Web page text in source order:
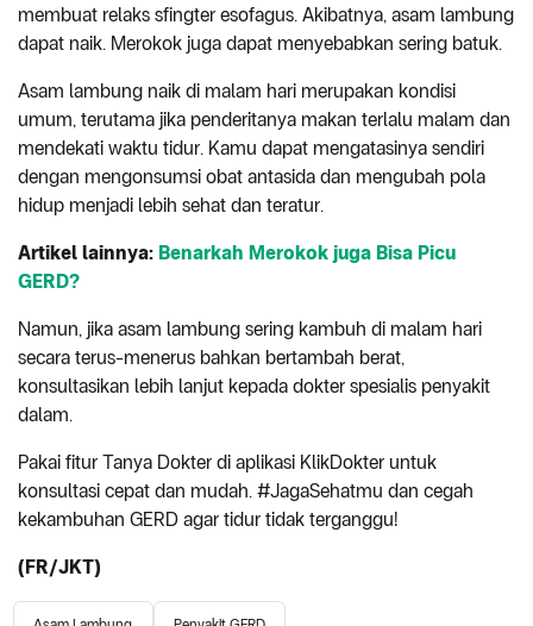
membuat relaks sfingter esofagus. Akibatnya, asam lambung
dapat naik. Merokok juga dapat menyebabkan sering batuk.
Asam lambung naik di malam hari merupakan kondisi
umum, terutama jika penderitanya makan terlalu malam dan
mendekati waktu tidur. Kamu dapat mengatasinya sendiri
dengan mengonsumsi obat antasida dan mengubah pola
hidup menjadi lebih sehat dan teratur.
Artikel lainnya: Benarkah Merokok juga Bisa Picu
GERD?
Namun, jika asam lambung sering kambuh di malam hari
secara terus-menerus bahkan bertambah berat,
konsultasikan lebih lanjut kepada dokter spesialis penyakit
dalam.
Pakai fitur Tanya Dokter di aplikasi KlikDokter untuk
konsultasi cepat dan mudah. #JagaSehatmu dan cegah
kekambuhan GERD agar tidur tidak terganggu!
(FR/JKT)